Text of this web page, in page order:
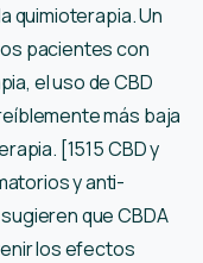
quimioterapia. Un
pacientes con
el uso de CBD
más baja
[1515 CBD y
y anti-
que CBDA
los efectos